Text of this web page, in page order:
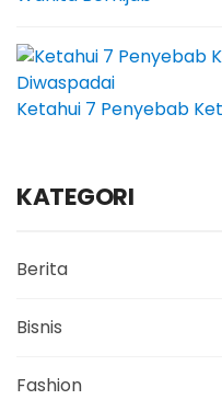
Ketahui 7 Penyebab
KATEGORI
Berita
Bisnis
Fashion